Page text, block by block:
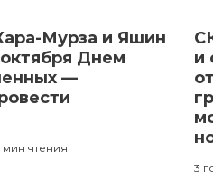
Мурза и Яшин
Днем
—
мин чтения
и
3